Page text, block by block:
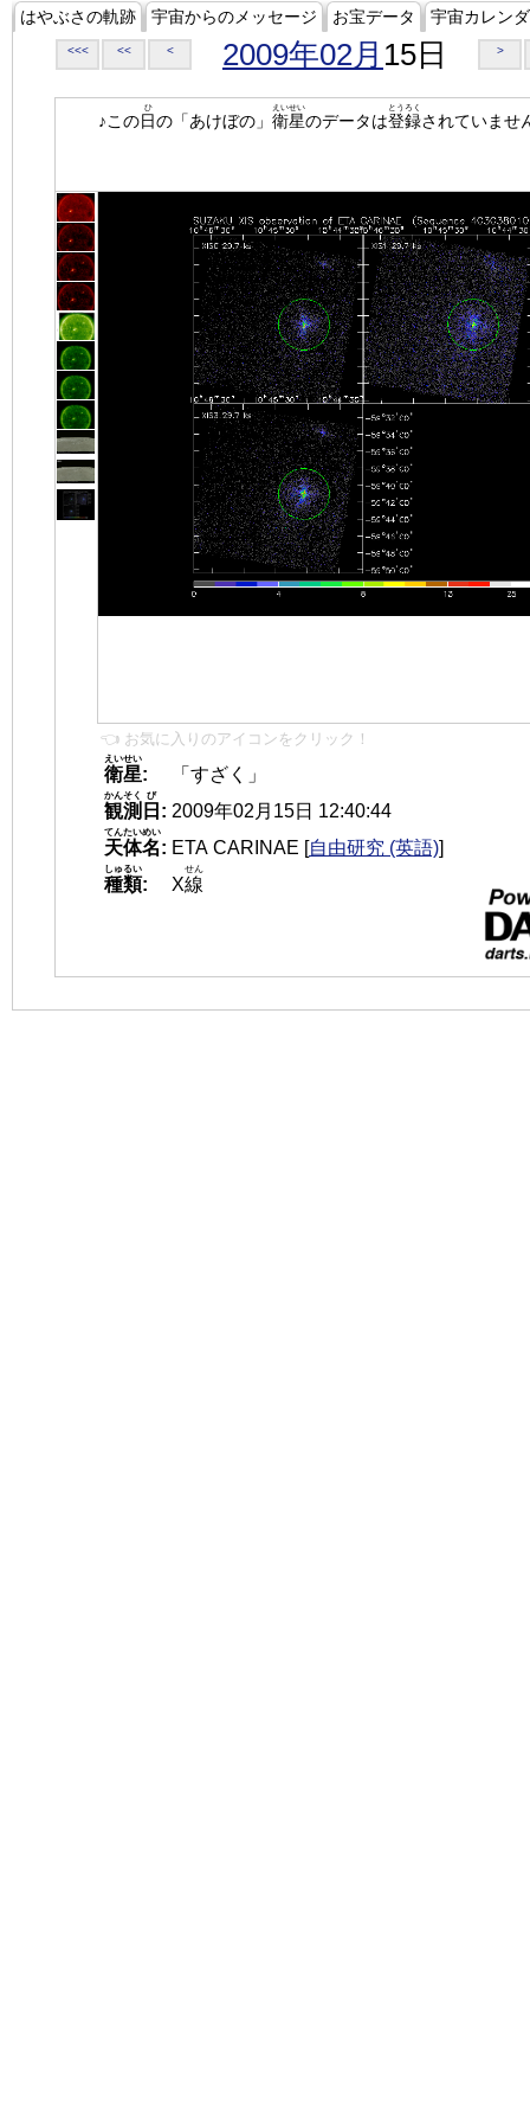
はやぶさの軌跡 宇宙からのメッセージ お宝データ 宇宙カレン
<<< << < 2009年02月 15日 >
♪この日
ひ
の「あけぼの」 衛星
えいせい
のデータは登録
とうろく
されていませ
👈 お気に入りのアイコンをクリック！
衛星
えいせい
:
「すざく」
観測
かんそく
日
び
: 2009年02月15日 12:40:44
天体名
てんたいめい
: ETA CARINAE [自由研究 (英語)]
種類
しゅるい
: X線
せん